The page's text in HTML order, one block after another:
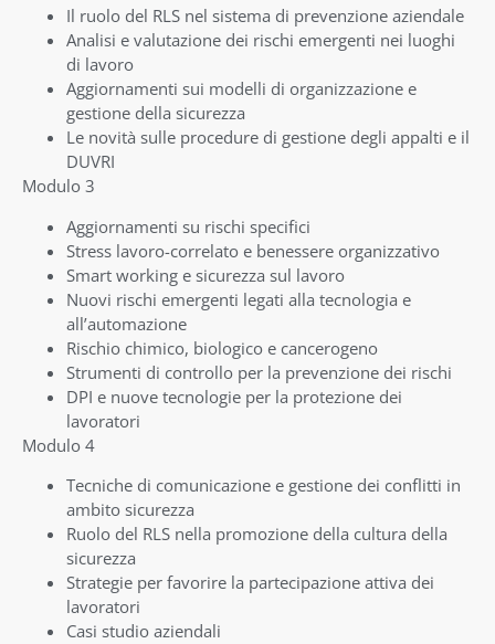
Il ruolo del RLS nel sistema di prevenzione aziendale
Analisi e valutazione dei rischi emergenti nei luoghi
di lavoro
Aggiornamenti sui modelli di organizzazione e
gestione della sicurezza
Le novità sulle procedure di gestione degli appalti e il
DUVRI
Modulo 3
Aggiornamenti su rischi specifici
Stress lavoro-correlato e benessere organizzativo
Smart working e sicurezza sul lavoro
Nuovi rischi emergenti legati alla tecnologia e
all’automazione
Rischio chimico, biologico e cancerogeno
Strumenti di controllo per la prevenzione dei rischi
DPI e nuove tecnologie per la protezione dei
lavoratori
Modulo 4
Tecniche di comunicazione e gestione dei conflitti in
ambito sicurezza
Ruolo del RLS nella promozione della cultura della
sicurezza
Strategie per favorire la partecipazione attiva dei
lavoratori
Casi studio aziendali